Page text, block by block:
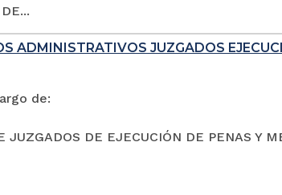
ADMINISTRATIVOS JUZGADOS
de:
JUZGADOS DE EJECUCIÓN DE PENAS Y